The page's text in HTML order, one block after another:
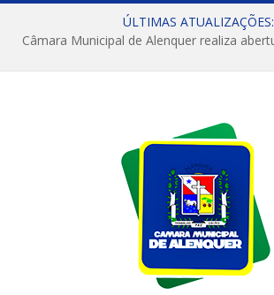
ÚLTIMAS ATUALIZAÇÕES: